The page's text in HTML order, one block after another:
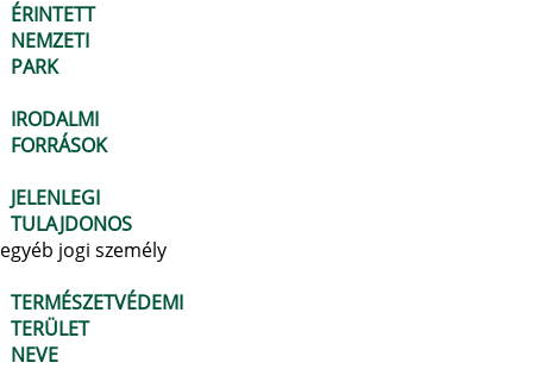
ÉRINTETT
NEMZETI
PARK
IRODALMI
FORRÁSOK
JELENLEGI
TULAJDONOS
egyéb jogi személy
TERMÉSZETVÉDEMI
TERÜLET
NEVE